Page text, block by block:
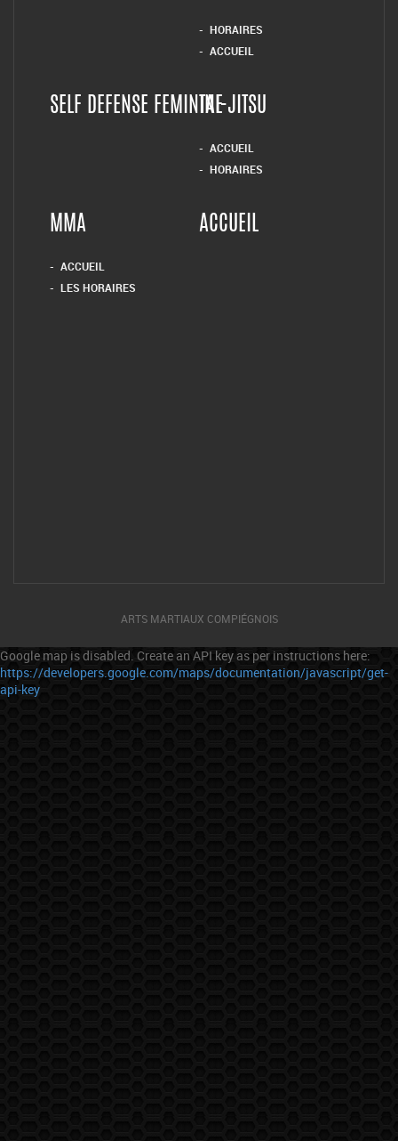
HORAIRES
ACCUEIL
SELF DEFENSE FEMININETAI-JITSU
ACCUEIL
HORAIRES
MMA
ACCUEIL
LES HORAIRES
ACCUEIL
ARTS MARTIAUX COMPIÉGNOIS
Google map is disabled. Create an API key as per instructions here:
https://developers.google.com/maps/documentation/javascript/get-
api-key